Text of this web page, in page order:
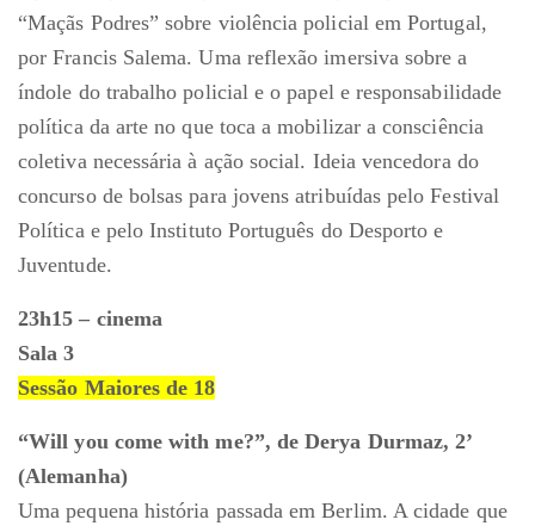
“Maçãs Podres” sobre violência policial em Portugal,
por Francis Salema. Uma reflexão imersiva sobre a
índole do trabalho policial e o papel e responsabilidade
política da arte no que toca a mobilizar a consciência
coletiva necessária à ação social. Ideia vencedora do
concurso de bolsas para jovens atribuídas pelo Festival
Política e pelo Instituto Português do Desporto e
Juventude.
23h15 – cinema
Sala 3
Sessão Maiores de 18
“Will you come with me?”, de Derya Durmaz, 2’
(Alemanha)
Uma pequena história passada em Berlim. A cidade que